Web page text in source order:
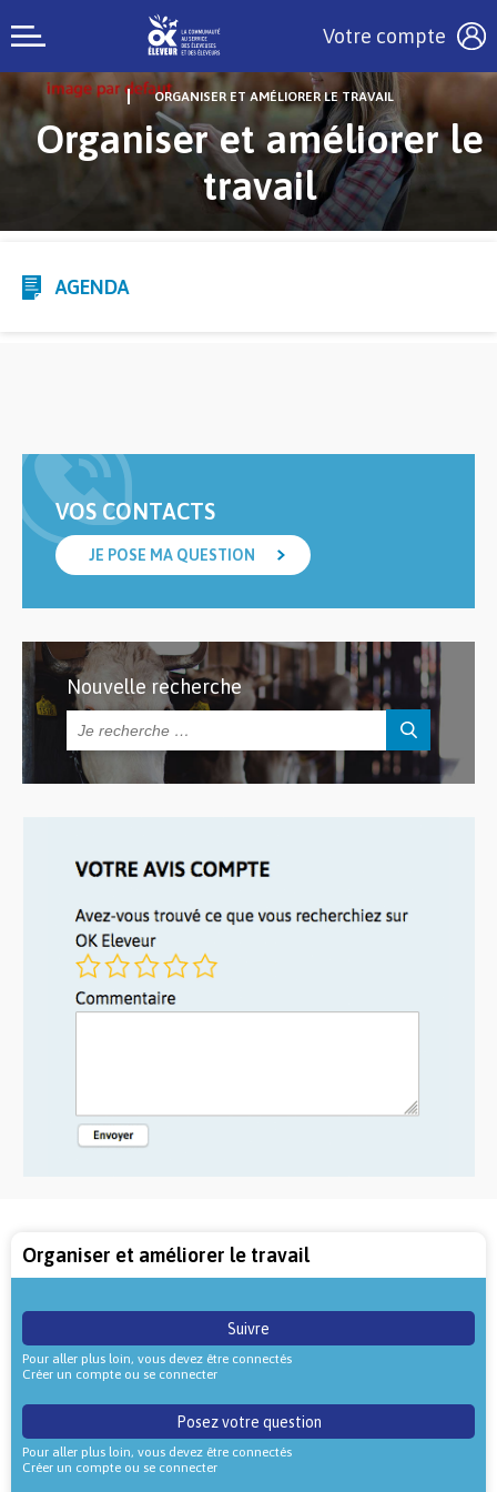
Votre compte
ORGANISER ET AMÉLIORER LE TRAVAIL
Organiser et améliorer le
travail
AGENDA
VOS CONTACTS
JE POSE MA QUESTION
Nouvelle recherche
Organiser et améliorer le travail
Suivre
Pour aller plus loin, vous devez être connectés
Créer un compte ou se connecter
Posez votre question
Pour aller plus loin, vous devez être connectés
Créer un compte ou se connecter